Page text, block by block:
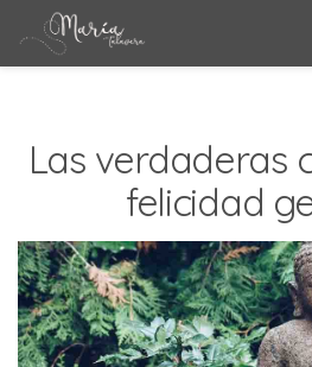
Las verdaderas
felicidad